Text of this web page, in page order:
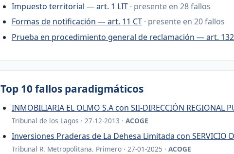
Impuesto territorial — art. 1 LIT · presente en 28 fallos
Formas de notificación — art. 11 CT · presente en 20 fallos
Prueba en procedimiento general de reclamación — art. 132
Top 10 fallos paradigmáticos
INMOBILIARIA EL OLMO S.A con SII-DIRECCIÓN REGIONAL
Tribunal de los Lagos · 27-12-2013 · ACOGE
Inversiones Praderas de La Dehesa Limitada con SERVICIO
Tribunal R. Metropolitana. Primero · 27-01-2025 · ACOGE